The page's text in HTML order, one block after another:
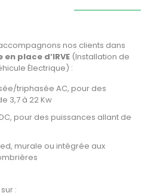
nos clients dans
en place d’IRVE(Installation de
Électrique) :
triphasée AC, pour des
3,7 à 22 Kw
pour des puissances allant de
murale ou intégrée aux
: